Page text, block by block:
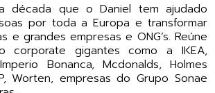
década que o Daniel tem ajudado
por toda a Europa e transformar
e grandes empresas e ONG’s. Reúne
corporate gigantes como a IKEA,
Bonanca, Mcdonalds, Holmes
Worten, empresas do Grupo Sonae